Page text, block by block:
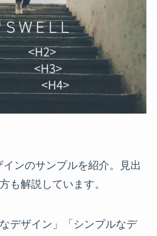
ンのサンプルを紹介。見出
も解説しています。
デザイン」「シンプルなデ